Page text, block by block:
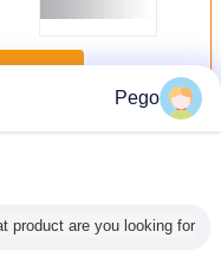
أكثرمعدات اختبار EMC
Pego
product are you looking for?